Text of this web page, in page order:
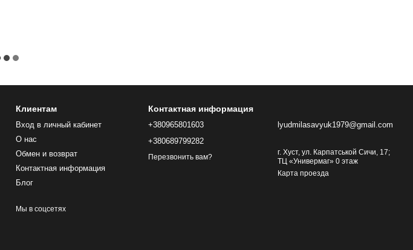
Клиентам
Вход в личный кабинет
О нас
Обмен и возврат
Контактная информация
Блог
Мы в соцсетях
Контактная информация
+380965801603
+380689799282
Перезвонить вам?
lyudmilasavyuk1979@gmail.com
г. Хуст, ул. Карпатськой Сичи, 17;
ТЦ «Универмаг» 0 этаж
Карта проезда